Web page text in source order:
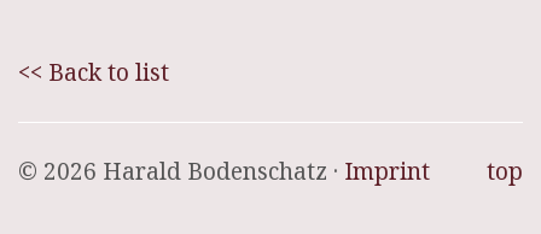
<< Back to list
top
© 2026 Harald Bodenschatz · Imprint